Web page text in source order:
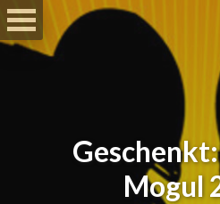
Mogul